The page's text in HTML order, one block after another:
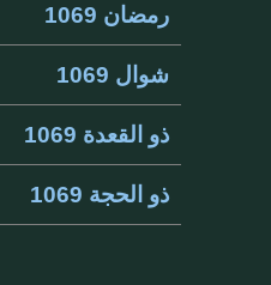
رمضان 1069
شوال 1069
ذو القعدة 1069
ذو الحجة 1069